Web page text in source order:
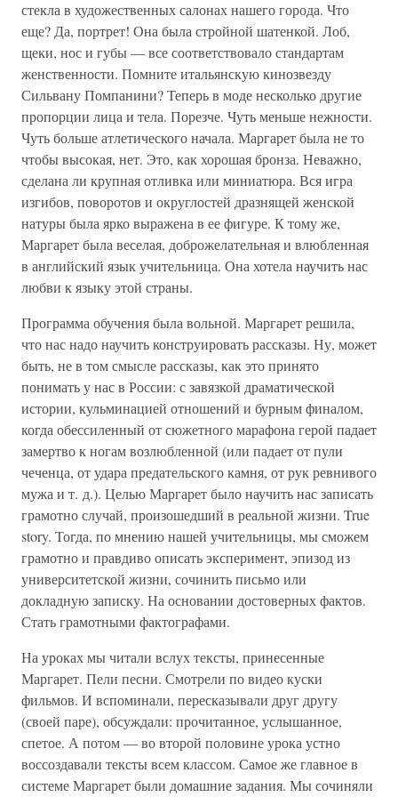
стекла в художественных салонах нашего города. Что
еще? Да, портрет! Она была стройной шатенкой. Лоб,
щеки, нос и губы — все соответствовало стандартам
женственности. Помните итальянскую кинозвезду
Сильвану Помпанини? Теперь в моде несколько другие
пропорции лица и тела. Порезче. Чуть меньше нежности.
Чуть больше атлетического начала. Маргарет была не то
чтобы высокая, нет. Это, как хорошая бронза. Неважно,
сделана ли крупная отливка или миниатюра. Вся игра
изгибов, поворотов и округлостей дразнящей женской
натуры была ярко выражена в ее фигуре. К тому же,
Маргарет была веселая, доброжелательная и влюбленная
в английский язык учительница. Она хотела научить нас
любви к языку этой страны.
Программа обучения была вольной. Маргарет решила,
что нас надо научить конструировать рассказы. Ну, может
быть, не в том смысле рассказы, как это принято
понимать у нас в России: с завязкой драматической
истории, кульминацией отношений и бурным финалом,
когда обессиленный от сюжетного марафона герой падает
замертво к ногам возлюбленной (или падает от пули
чеченца, от удара предательского камня, от рук ревнивого
мужа и т. д.). Целью Маргарет было научить нас записать
грамотно случай, произошедший в реальной жизни. True
story. Тогда, по мнению нашей учительницы, мы сможем
грамотно и правдиво описать эксперимент, эпизод из
университетской жизни, сочинить письмо или
докладную записку. На основании достоверных фактов.
Стать грамотными фактографами.
На уроках мы читали вслух тексты, принесенные
Маргарет. Пели песни. Смотрели по видео куски
фильмов. И вспоминали, пересказывали друг другу
(своей паре), обсуждали: прочитанное, услышанное,
спетое. А потом — во второй половине урока устно
воссоздавали тексты всем классом. Самое же главное в
системе Маргарет были домашние задания. Мы сочиняли